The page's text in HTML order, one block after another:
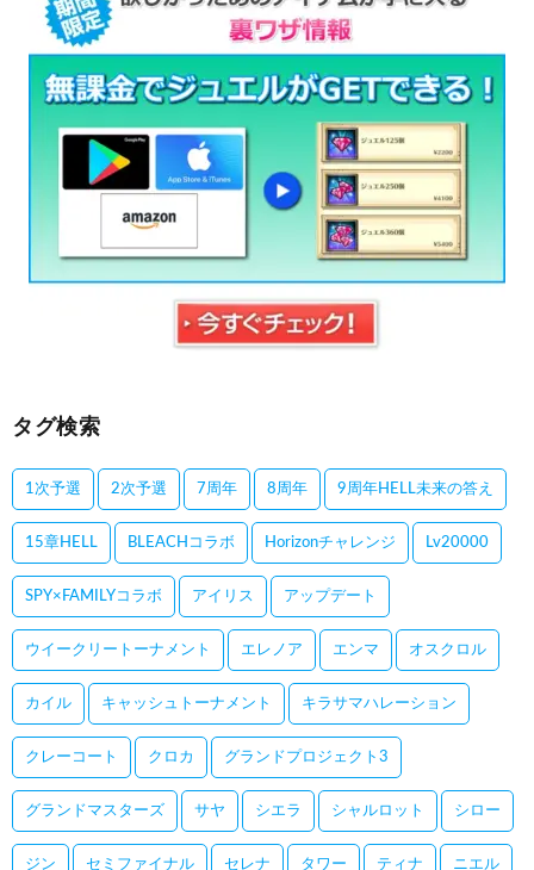
タグ検索
1次予選 2次予選 7周年 8周年 9周年HELL未来の答え
15章HELL BLEACHコラボ Horizonチャレンジ Lv20000
SPY×FAMILYコラボ アイリス アップデート
ウイークリートーナメント エレノア エンマ オスクロル
カイル キャッシュトーナメント キラサマハレーション
クレーコート クロカ グランドプロジェクト3
グランドマスターズ サヤ シエラ シャルロット シロー
ジン セミファイナル セレナ タワー ティナ ニエル